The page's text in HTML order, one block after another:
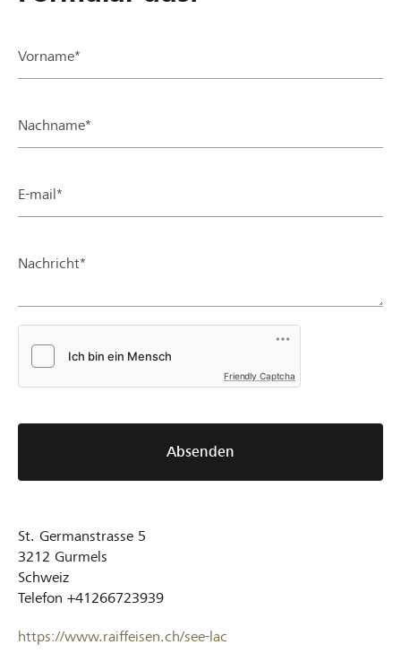
Vorname*
Nachname*
E-mail*
Nachricht*
Friendly Captcha
Absenden
St. Germanstrasse 5
3212 Gurmels
Schweiz
Telefon +41266723939
https://www.raiffeisen.ch/see-lac